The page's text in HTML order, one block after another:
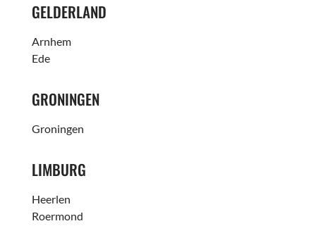
GELDERLAND
Arnhem
Ede
GRONINGEN
Groningen
LIMBURG
Heerlen
Roermond